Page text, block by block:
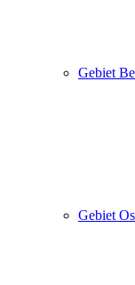
Gebiet
Gebiet